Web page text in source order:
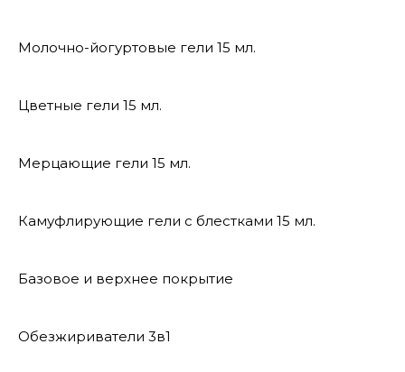
Молочно-йогуртовые гели 15 мл.
Цветные гели 15 мл.
Мерцающие гели 15 мл.
Камуфлирующие гели с блестками 15 мл.
Базовое и верхнее покрытие
Обезжириватели 3в1